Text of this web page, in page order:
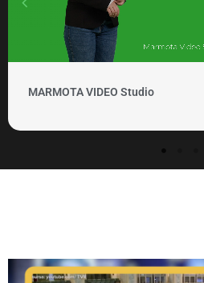
MARMOTA VIDEO Studio